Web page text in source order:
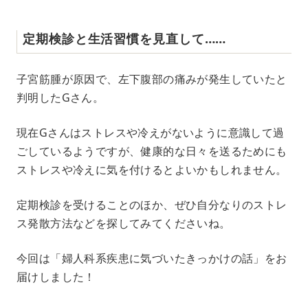
定期検診と生活習慣を見直して……
子宮筋腫が原因で、左下腹部の痛みが発生していたと
判明したGさん。
現在Gさんはストレスや冷えがないように意識して過
ごしているようですが、健康的な日々を送るためにも
ストレスや冷えに気を付けるとよいかもしれません。
定期検診を受けることのほか、ぜひ自分なりのストレ
ス発散方法などを探してみてくださいね。
今回は「婦人科系疾患に気づいたきっかけの話」をお
届けしました！